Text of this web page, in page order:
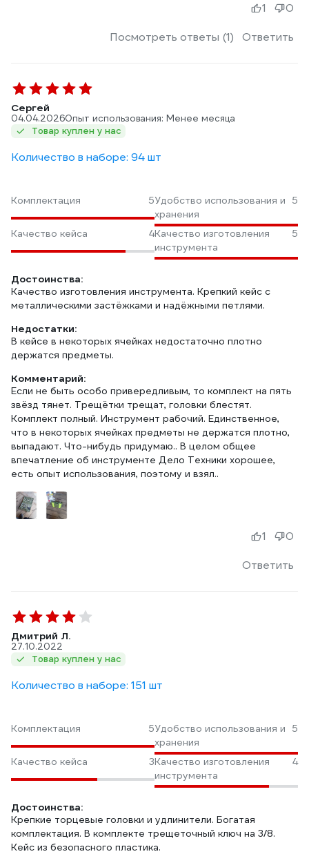
Посмотреть ответы (1) Ответить
1 0
Сергей
04.04.2026Опыт использования: Менее месяца
Товар куплен у нас
Количество в наборе: 94 шт
Комплектация 5Удобство использования и
хранения
5
Качество кейса 4Качество изготовления
инструмента
5
Достоинства:
Качество изготовления инструмента. Крепкий кейс с
металлическими застёжками и надёжными петлями.
Недостатки:
В кейсе в некоторых ячейках недостаточно плотно
держатся предметы.
Комментарий:
Если не быть особо привередливым, то комплект на пять
звёзд тянет. Трещётки трещат, головки блестят.
Комплект полный. Инструмент рабочий. Единственное,
что в некоторых ячейках предметы не держатся плотно,
выпадают. Что-нибудь придумаю.. В целом общее
впечатление об инструменте Дело Техники хорошее,
есть опыт использования, поэтому и взял..
Ответить
1 0
Дмитрий Л.
27.10.2022
Товар куплен у нас
Количество в наборе: 151 шт
Комплектация 5Удобство использования и
хранения
5
Качество кейса 3Качество изготовления
инструмента
4
Достоинства:
Крепкие торцевые головки и удлинители. Богатая
комплектация. В комплекте трещеточный ключ на 3/8.
Кейс из безопасного пластика.